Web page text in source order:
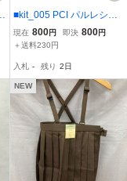
■kit_005 PCI パルレシフ
ォンインターナショナル
キッズ プリーツ ロング
0-160相当 日本製 オレン
ジ色 レンガ色
現在 800円 即決 800円
＋送料230円
入札 - 残り 2日
NEW